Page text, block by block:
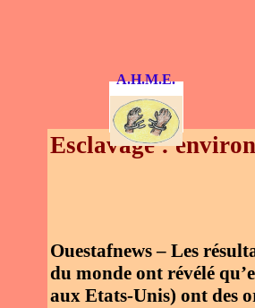
A.H.M.E.
Esclavage :
Ouestafnews – Les
du monde ont révélé
aux Etats-Unis) ont des